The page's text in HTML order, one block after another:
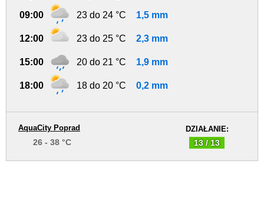
09:00 23 do 24 °C 1,5 mm
12:00 23 do 25 °C 2,3 mm
15:00 20 do 21 °C 1,9 mm
18:00 18 do 20 °C 0,2 mm
DZIAŁANIE:
13 / 13
AquaCity Poprad
26 - 38 °C